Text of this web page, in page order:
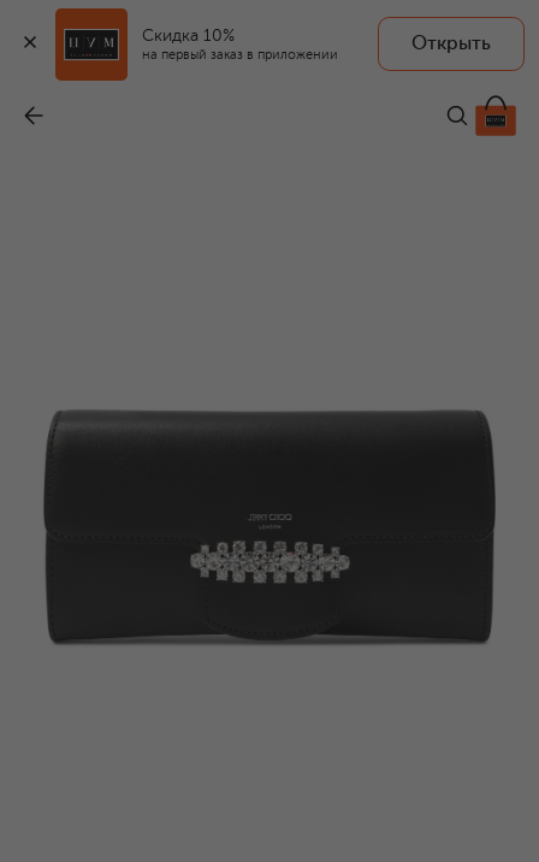
Скидка 10%
на первый заказ в приложении
Открыть